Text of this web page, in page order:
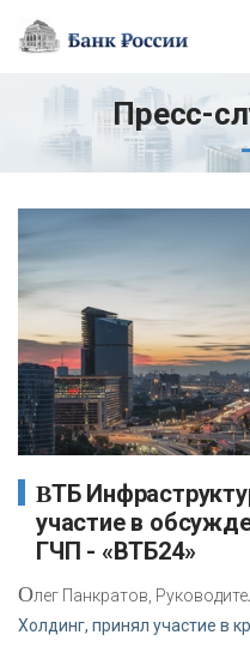
Пресс-
ВТБ Инфраструктурный Холдинг принял
участие в
ГЧП - «ВТБ24»
Олег Панкратов,
Холдинг, принял участие в